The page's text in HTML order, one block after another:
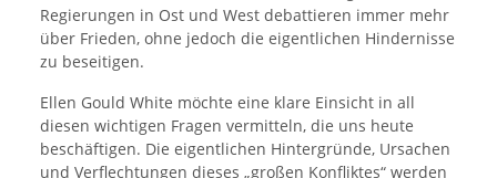
Regierungen in Ost und West debattieren immer mehr
über Frieden, ohne jedoch die eigentlichen Hindernisse
zu beseitigen.
Ellen Gould White möchte eine klare Einsicht in all
diesen wichtigen Fragen vermitteln, die uns heute
beschäftigen. Die eigentlichen Hintergründe, Ursachen
und Verflechtungen dieses „großen Konfliktes“ werden